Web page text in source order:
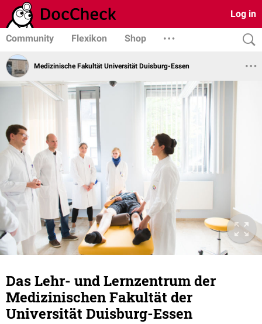
Log in
Community Flexikon Shop
Medizinische Fakultät Universität Duisburg-Essen
Das Lehr- und Lernzentrum der
Medizinischen Fakultät der
Universität Duisburg-Essen